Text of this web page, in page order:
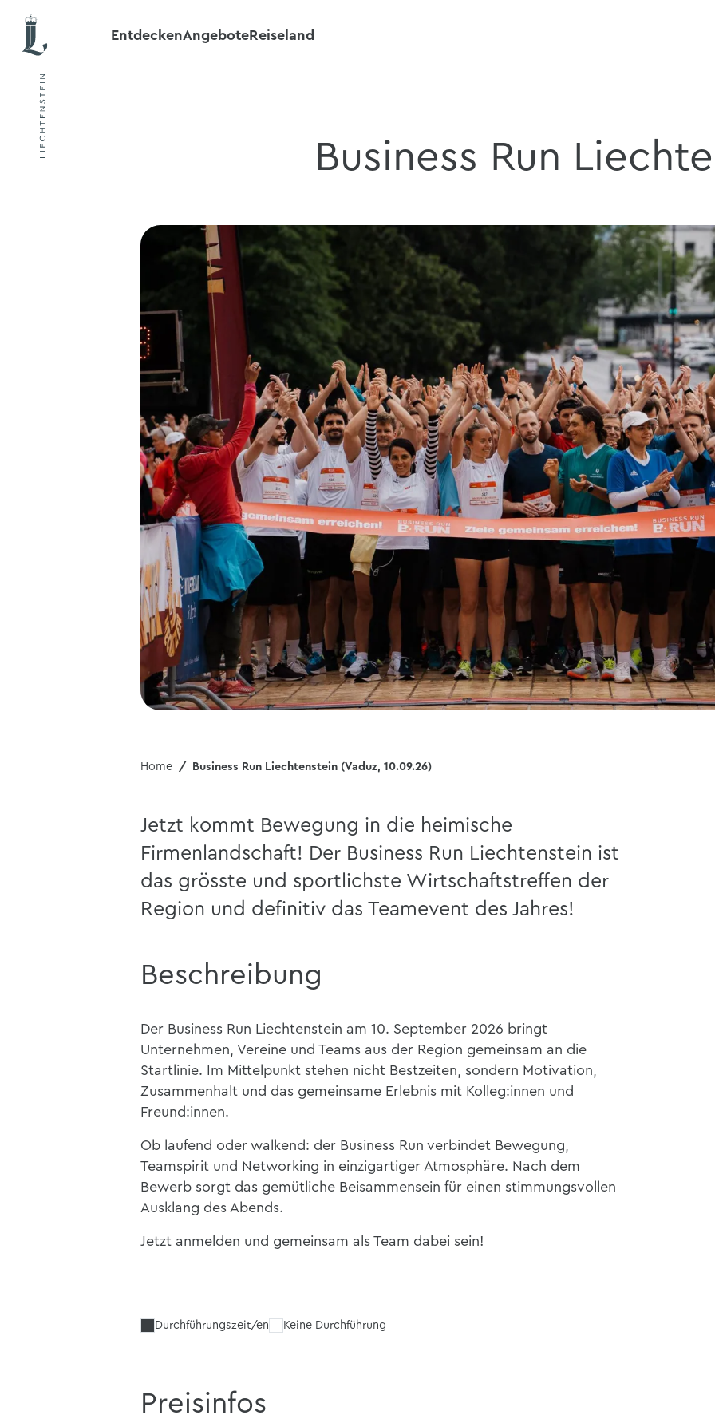
EntdeckenAngeboteReiseland
Business Run
Home Business Run Liechtenstein (Vaduz, 10.09.26)
Jetzt kommt Bewegung in die heimische
Firmenlandschaft! Der Business Run Liechtenstein ist
das grösste und sportlichste Wirtschaftstreffen der
Region und definitiv das Teamevent des Jahres!
Beschreibung
Der Business Run Liechtenstein am 10. September 2026 bringt
Unternehmen, Vereine und Teams aus der Region gemeinsam an die
Startlinie. Im Mittelpunkt stehen nicht Bestzeiten, sondern Motivation,
Zusammenhalt und das gemeinsame Erlebnis mit Kolleg:innen und
Freund:innen.
Ob laufend oder walkend: der Business Run verbindet Bewegung,
Teamspirit und Networking in einzigartiger Atmosphäre. Nach dem
Bewerb sorgt das gemütliche Beisammensein für einen stimmungsvollen
Ausklang des Abends.
Jetzt anmelden und gemeinsam als Team dabei sein!
Durchführungszeit/en Keine Durchführung
Preisinfos